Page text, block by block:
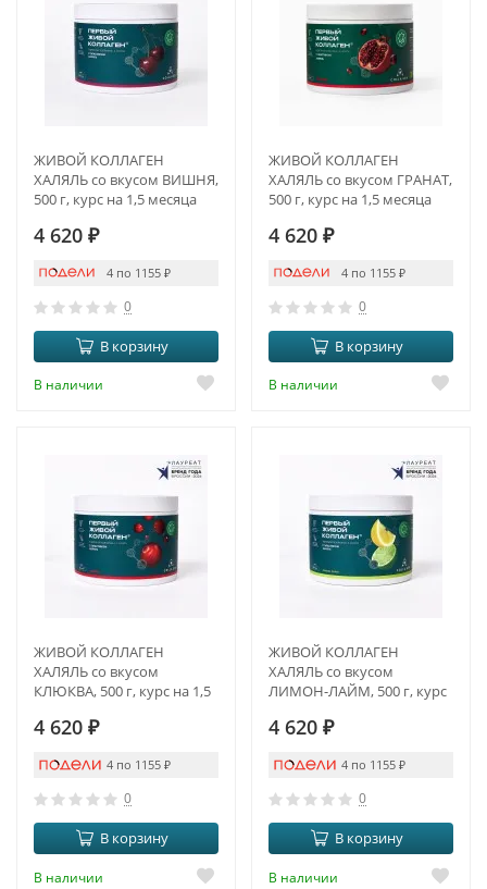
ЖИВОЙ КОЛЛАГЕН
ХАЛЯЛЬ со вкусом ВИШНЯ,
500 г, курс на 1,5 месяца
4 620 ₽
4 по 1155 ₽
0
В корзину
В наличии
ЖИВОЙ КОЛЛАГЕН
ХАЛЯЛЬ со вкусом ГРАНАТ,
500 г, курс на 1,5 месяца
4 620 ₽
4 по 1155 ₽
0
В корзину
В наличии
ЖИВОЙ КОЛЛАГЕН
ХАЛЯЛЬ со вкусом
КЛЮКВА, 500 г, курс на 1,5
4 620 ₽
4 по 1155 ₽
0
В корзину
В наличии
ЖИВОЙ КОЛЛАГЕН
ХАЛЯЛЬ со вкусом
ЛИМОН-ЛАЙМ, 500 г, курс
4 620 ₽
4 по 1155 ₽
0
В корзину
В наличии